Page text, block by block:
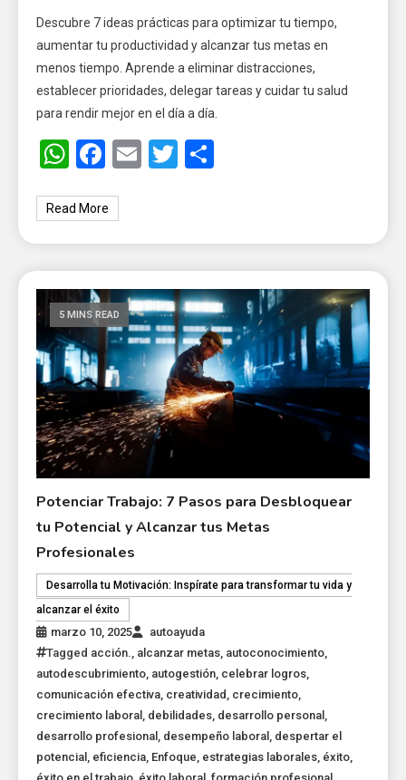
Descubre 7 ideas prácticas para optimizar tu tiempo,
aumentar tu productividad y alcanzar tus metas en
menos tiempo. Aprende a eliminar distracciones,
establecer prioridades, delegar tareas y cuidar tu salud
para rendir mejor en el día a día.
WhatsApp
Facebook
EmailTwitter
Read More
5 MINS READ
Potenciar Trabajo: 7 Pasos para Desbloquear
tu Potencial y Alcanzar tus Metas
Profesionales
Desarrolla tu Motivación: Inspírate para transformar tu vida y
alcanzar el éxito
marzo 10, 2025
autoayuda
Tagged acción., alcanzar metas, autoconocimiento,
autodescubrimiento, autogestión, celebrar logros,
comunicación efectiva, creatividad , crecimiento,
crecimiento laboral , debilidades, desarrollo personal ,
desarrollo profesional , desempeño laboral , despertar el
potencial , eficiencia, Enfoque, estrategias laborales, éxito,